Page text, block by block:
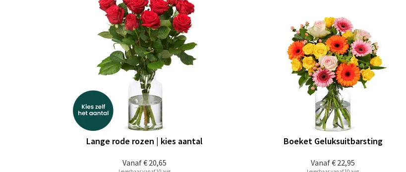
Vanaf€ 20,65
Lange rode rozen | kies aantal
Vanaf€ 22,95
Boeket Geluksuitbarsting